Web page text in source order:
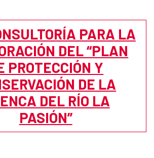
PARA LA
DEL “PLAN
PROTECCIÓN Y
DE LA
DEL RÍO LA
PASIÓN”